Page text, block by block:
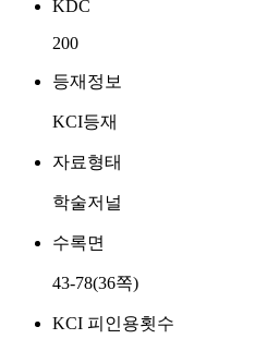
KDC
200
등재정보
KCI등재
자료형태
학술저널
수록면
43-78(36쪽)
KCI 피인용횟수